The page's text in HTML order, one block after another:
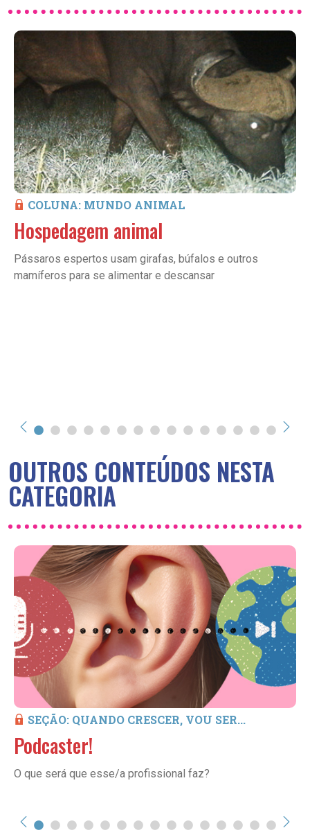
COLUNA: MUNDO ANIMAL
Hospedagem animal
Pássaros espertos usam girafas, búfalos e outros
mamíferos para se alimentar e descansar
OUTROS CONTEÚDOS NESTA
CATEGORIA
SEÇÃO: QUANDO CRESCER, VOU SER...
Podcaster!
O que será que esse/a profissional faz?